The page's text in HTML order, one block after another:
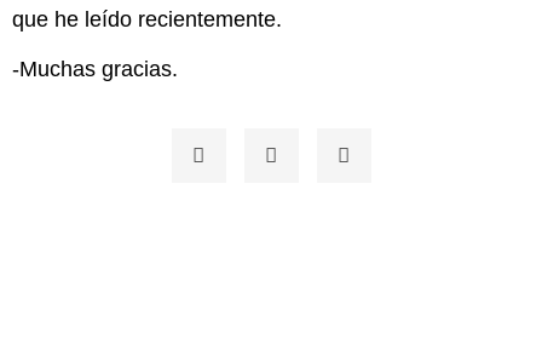
que he leído recientemente.
-Muchas gracias.